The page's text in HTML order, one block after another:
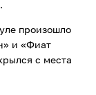
произошло
и «Фиат
с места